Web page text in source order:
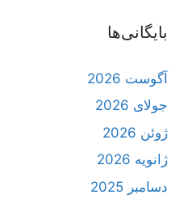
بایگانی‌ها
آگوست 2026
جولای 2026
ژوئن 2026
ژانویه 2026
دسامبر 2025